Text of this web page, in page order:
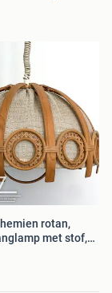
rotan,
met stof,